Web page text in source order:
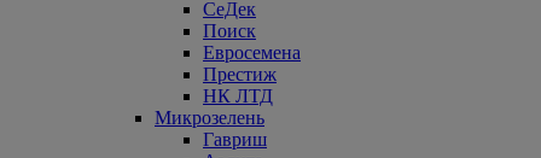
СеДек
Поиск
Евросемена
Престиж
НК ЛТД
Микрозелень
Гавриш